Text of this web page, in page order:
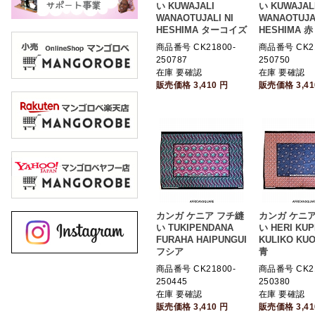
い KUWAJALI
WANAOTUJALI NI
HESHIMA ターコイズ
商品番号 CK21800-
250787
在庫 要確認
販売価格3,410 円
い
HESHIMA 赤
商品番号
250750
在庫 要確認
販売価格
カンガ ケニア フチ縫
い TUKIPENDANA
FURAHA HAIPUNGUI
フシア
商品番号 CK21800-
250445
在庫 要確認
販売価格3,410 円
カンガ ケニ
い HERI
KULIKO
青
商品番号
250380
在庫 要確認
販売価格